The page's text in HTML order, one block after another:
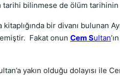
bilinmese de ölüm tarihinin
bir divanı bulunan
Fakat onun Cem Sultan
yakın olduğu dolayısı ile